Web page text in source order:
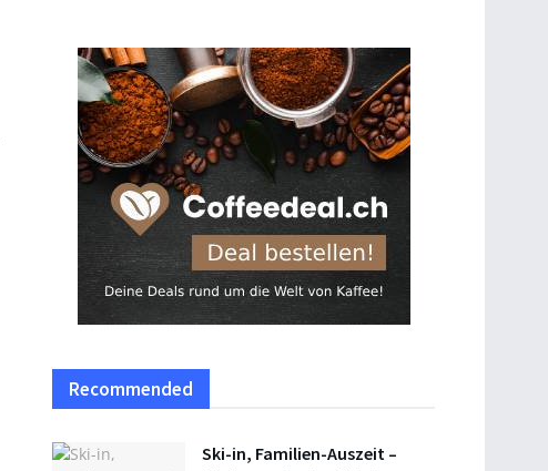
Recommended
Ski-in, Familien-Auszeit –